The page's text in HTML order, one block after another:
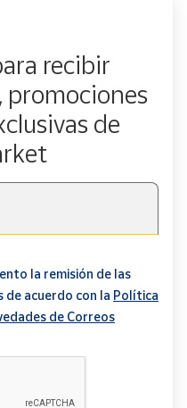
recibir
promociones
de
la remisión de las
de acuerdo con la Política
de Correos